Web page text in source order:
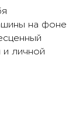
на фоне
енный
и личной